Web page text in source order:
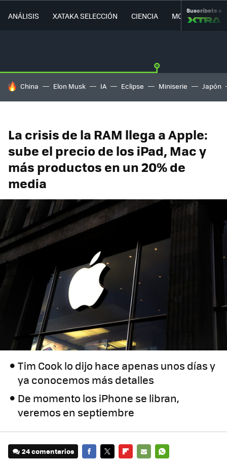
ANÁLISIS XATAKA SELECCIÓN CIENCIA MOVILIDAD
Suscríbete a
HOY SE HABLA DE
China Elon Musk IA Eclipse Miniserie Japón
La crisis de la RAM llega a Apple:
sube el precio de los iPad, Mac y
más productos en un 20% de
media
Tim Cook lo dijo hace apenas unos días y
ya conocemos más detalles
De momento los iPhone se libran,
veremos en septiembre
24 comentarios